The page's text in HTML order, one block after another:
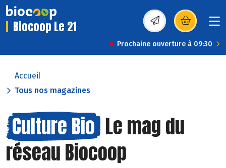
Biocoop Le 21 (s’ouvre dans une
Prochaine ouverture à 09:30
Accueil
Tous nos magazines
Culture Bio Le mag du
réseau Biocoop